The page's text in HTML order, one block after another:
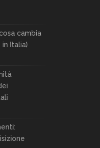
cambia
Italia)